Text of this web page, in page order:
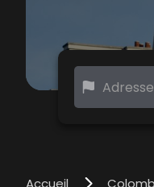
Accueil